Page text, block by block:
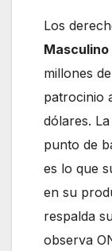
Los
millones
patrocinio
dólares.
punto de
es lo que
en su
respalda
observa